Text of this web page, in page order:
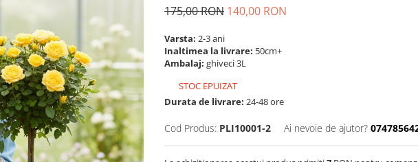
175,00 RON 140,00 RON
Varsta: 2-3 ani
Inaltimea la livrare: 50cm+
Ambalaj: ghiveci 3L
STOC EPUIZAT
Durata de livrare: 24-48 ore
Cod Produs: PLI10001-2 Ai nevoie de ajutor?